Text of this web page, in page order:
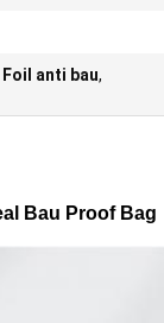
anti bau,
Bau Proof Bag